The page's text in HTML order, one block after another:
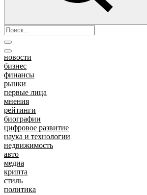
новости
бизнес
финансы
рынки
первые лица
мнения
рейтинги
биографии
цифровое развитие
наука и технологии
недвижимость
авто
медиа
крипта
стиль
политика